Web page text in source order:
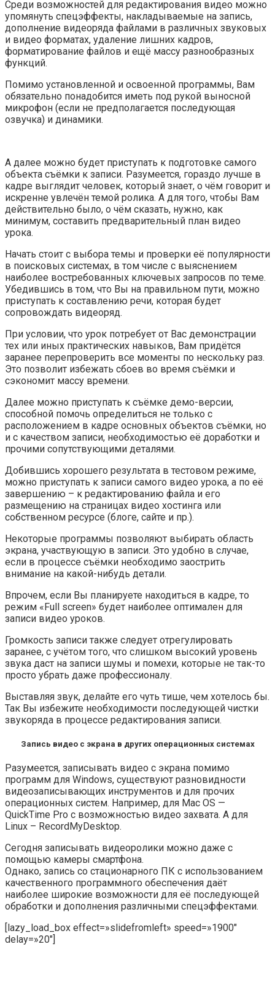
Среди возможностей для редактирования видео можно
упомянуть спецэффекты, накладываемые на запись,
дополнение видеоряда файлами в различных звуковых
и видео форматах, удаление лишних кадров,
форматирование файлов и ещё массу разнообразных
функций.
Помимо установленной и освоенной программы, Вам
обязательно понадобится иметь под рукой выносной
микрофон (если не предполагается последующая
озвучка) и динамики.
А далее можно будет приступать к подготовке самого
объекта съёмки к записи. Разумеется, гораздо лучше в
кадре выглядит человек, который знает, о чём говорит и
искренне увлечён темой ролика. А для того, чтобы Вам
действительно было, о чём сказать, нужно, как
минимум, составить предварительный план видео
урока.
Начать стоит с выбора темы и проверки её популярности
в поисковых системах, в том числе с выяснением
наиболее востребованных ключевых запросов по теме.
Убедившись в том, что Вы на правильном пути, можно
приступать к составлению речи, которая будет
сопровождать видеоряд.
При условии, что урок потребует от Вас демонстрации
тех или иных практических навыков, Вам придётся
заранее перепроверить все моменты по нескольку раз.
Это позволит избежать сбоев во время съёмки и
сэкономит массу времени.
Далее можно приступать к съёмке демо-версии,
способной помочь определиться не только с
расположением в кадре основных объектов съёмки, но
и с качеством записи, необходимостью её доработки и
прочими сопутствующими деталями.
Добившись хорошего результата в тестовом режиме,
можно приступать к записи самого видео урока, а по её
завершению – к редактированию файла и его
размещению на страницах видео хостинга или
собственном ресурсе (блоге, сайте и пр.).
Некоторые программы позволяют выбирать область
экрана, участвующую в записи. Это удобно в случае,
если в процессе съёмки необходимо заострить
внимание на какой-нибудь детали.
Впрочем, если Вы планируете находиться в кадре, то
режим «Full screen» будет наиболее оптимален для
записи видео уроков.
Громкость записи также следует отрегулировать
заранее, с учётом того, что слишком высокий уровень
звука даст на записи шумы и помехи, которые не так-то
просто убрать даже профессионалу.
Выставляя звук, делайте его чуть тише, чем хотелось бы.
Так Вы избежите необходимости последующей чистки
звукоряда в процессе редактирования записи.
Запись видео с экрана в других операционных системах
Разумеется, записывать видео с экрана помимо
программ для Windows, существуют разновидности
видеозаписывающих инструментов и для прочих
операционных систем. Например, для Mac OS —
QuickTime Pro с возможностью видео захвата. А для
Linux – RecordMyDesktop.
Сегодня записывать видеоролики можно даже с
помощью камеры смартфона.
Однако, запись со стационарного ПК с использованием
качественного программного обеспечения даёт
наиболее широкие возможности для её последующей
обработки и дополнения различными спецэффектами.
[lazy_load_box effect=»slidefromleft» speed=»1900″
delay=»20″]